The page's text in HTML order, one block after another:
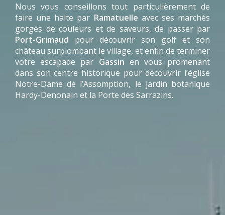
Nous vous conseillons tout particulièrement de
faire une halte par Ramatuelle avec ses marchés
gorgés de couleurs et de saveurs, de passer par
Port-Grimaud pour découvrir son golf et son
château surplombant le village, et enfin de terminer
votre escapade par Gassin en vous promenant
dans son centre historique pour découvrir l’église
Notre-Dame de l’Assomption, le jardin botanique
Hardy-Denonain et la Porte des Sarrazins.